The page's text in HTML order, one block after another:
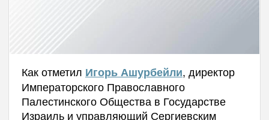
Как отметил Игорь Ашурбейли, директор
Императорского Православного
Палестинского Общества в Государстве
Израиль и управляющий Сергиевским